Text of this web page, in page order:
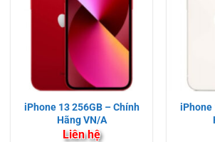
iPhone 13 256GB – Chính
Hãng VN/A
Liên hệ
iPhone